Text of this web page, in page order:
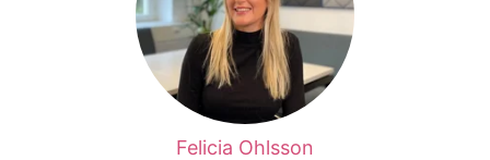
Felicia Ohlsson